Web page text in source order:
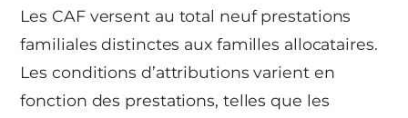
Les CAF versent au total neuf prestations
familiales distinctes aux familles allocataires.
Les conditions d’attributions varient en
fonction des prestations, telles que les